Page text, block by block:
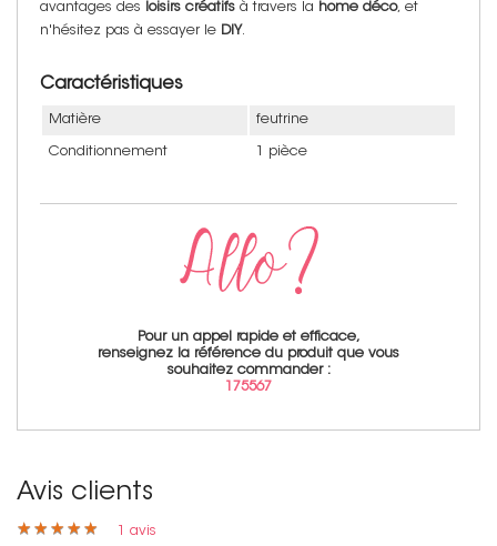
avantages des
loisirs créatifs à travers la home déco, et
n'hésitez pas à essayer le DIY.
Caractéristiques
Matière feutrine
Conditionnement 1 pièce
Pour un appel rapide et efficace,
renseignez la référence du produit que vous
souhaitez commander :
175567
Avis clients
★ ★ ★ ★ ★
★ ★ ★ ★ ★
avis